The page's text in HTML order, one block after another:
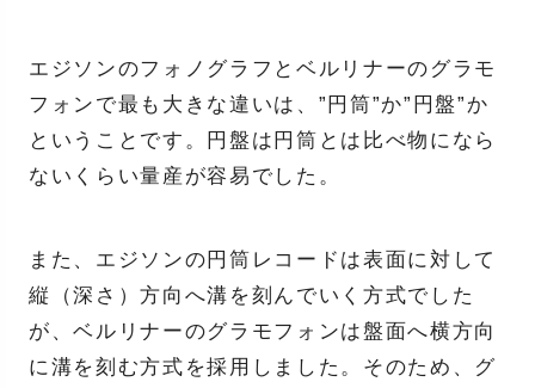
エジソンのフォノグラフとベルリナーのグラモ
フォンで最も大きな違いは、”円筒”か”円盤”か
ということです。円盤は円筒とは比べ物になら
ないくらい量産が容易でした。
また、エジソンの円筒レコードは表面に対して
縦（深さ）方向へ溝を刻んでいく方式でした
が、ベルリナーのグラモフォンは盤面へ横方向
に溝を刻む方式を採用しました。そのため、グ